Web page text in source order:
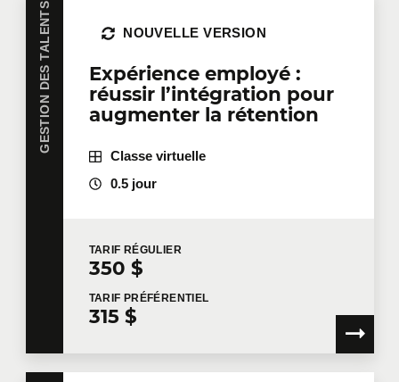
GESTION DES TALENTS
Expérience employé :
réussir l’intégration pour
augmenter la rétention
NOUVELLE VERSION
Classe virtuelle
0.5 jour
TARIF RÉGULIER
350 $
TARIF PRÉFÉRENTIEL
315 $